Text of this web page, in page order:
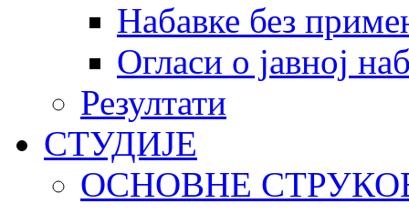
Набавке без
Огласи о јавној
Резултати
СТУДИЈЕ
ОСНОВНЕ